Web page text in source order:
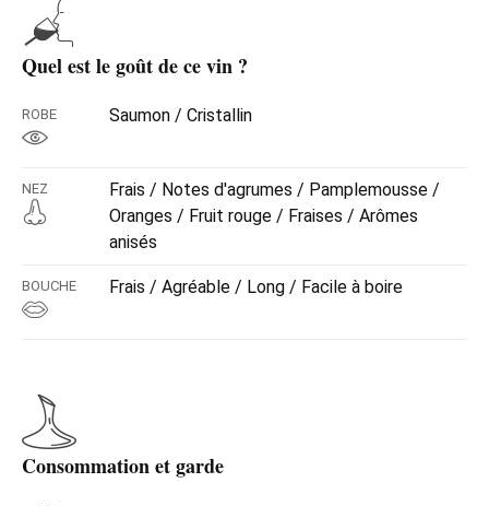
Quel est le goût de ce vin ?
ROBE Saumon / Cristallin
NEZ
Frais / Notes d'agrumes / Pamplemousse /
Oranges / Fruit rouge / Fraises / Arômes
anisés
BOUCHE Frais / Agréable / Long / Facile à boire
Consommation et garde